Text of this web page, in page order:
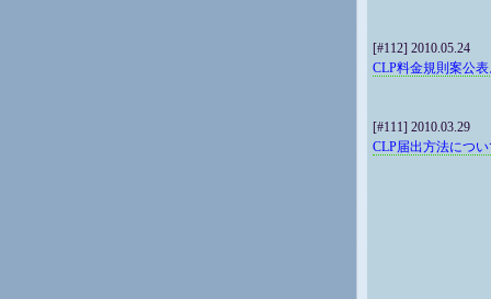
[#112] 2010.05.24
CLP料金規則案公
[#111] 2010.03.29
CLP届出方法につ